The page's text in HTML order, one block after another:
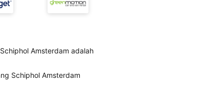
Amsterdam adalah
Schiphol Amsterdam